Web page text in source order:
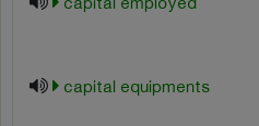
capital equipments